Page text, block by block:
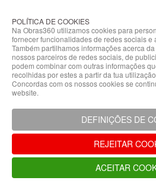
Acessórios
Climatização
Acessórios
Climatização
Hidráulicas
Fixações e
Acessórios
Isolamento
para
Tubagem
POLÍTICA DE COOKIES
Na Obras360 utilizamos cookies para
fornecer funcionalidades de redes sociais e
Também partilhamos informações acerca
nossos parceiros de redes sociais, de
podem combinar com outras informações
recolhidas por estes a partir da tua
Concordas com os nossos cookies se
website.
DEFINIÇÕES DE
REJEITAR
ACEITAR